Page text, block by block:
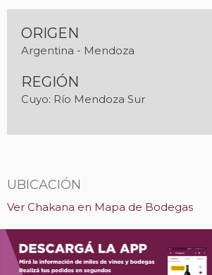
ORIGEN
Argentina - Mendoza
REGIÓN
Cuyo: Río Mendoza Sur
UBICACIÓN
Ver Chakana en Mapa de Bodegas